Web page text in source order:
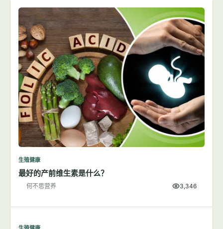
生殖健康
最好的产前维生素是什么？
何不思营养 3,346